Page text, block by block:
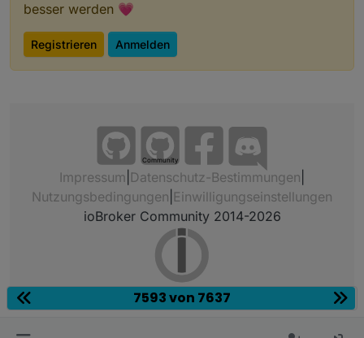
besser werden 💗
Registrieren Anmelden
Community
Impressum Datenschutz-Bestimmungen
Nutzungsbedingungen Einwilligungseinstellungen
ioBroker Community 2014-2026
7593 von 7637